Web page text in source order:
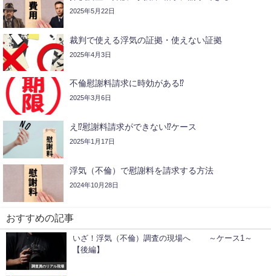
2025年5月22日
裁判で使える浮気の証拠・使えない証拠
2025年4月3日
不倫慰謝料請求に時効がある⁉
2025年3月6日
え⁉慰謝料請求ができない⁉ケース
2025年1月17日
浮気（不倫）で慰謝料を請求する方法
2024年10月28日
おすすめの記事
調査員のリアル現場
いざ！浮気（不倫）調査の現場へ ～ケース1～
【後編】